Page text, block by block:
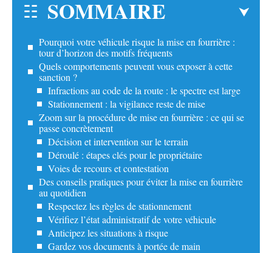
SOMMAIRE
Pourquoi votre véhicule risque la mise en fourrière :
tour d’horizon des motifs fréquents
Quels comportements peuvent vous exposer à cette
sanction ?
Infractions au code de la route : le spectre est large
Stationnement : la vigilance reste de mise
Zoom sur la procédure de mise en fourrière : ce qui se
passe concrètement
Décision et intervention sur le terrain
Déroulé : étapes clés pour le propriétaire
Voies de recours et contestation
Des conseils pratiques pour éviter la mise en fourrière
au quotidien
Respectez les règles de stationnement
Vérifiez l’état administratif de votre véhicule
Anticipez les situations à risque
Gardez vos documents à portée de main